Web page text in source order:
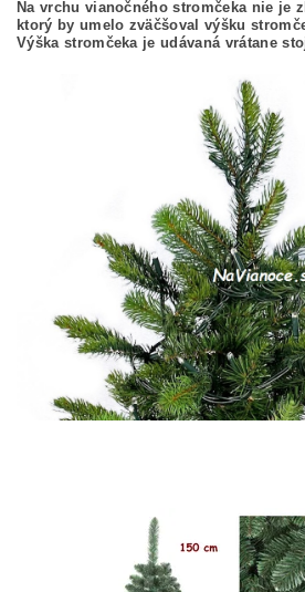
Na vrchu vianočného stromčeka nie je
ktorý by umelo zväčšoval výšku
Výška stromčeka je udávaná vrátane